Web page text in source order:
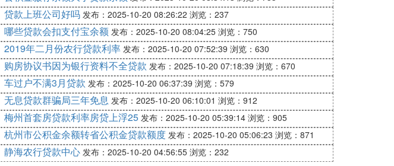
贷款上班公司好吗 发布：2025-10-20 08:26:22 浏览：237
哪些贷款会扣支付宝余额 发布：2025-10-20 08:04:25 浏览：750
2019年二月份农行贷款利率 发布：2025-10-20 07:52:39 浏览：630
购房协议书因为银行资料不全贷款 发布：2025-10-20 07:18:39 浏览：670
车过户不满3月贷款 发布：2025-10-20 06:37:39 浏览：579
无息贷款群骗局三年免息 发布：2025-10-20 06:10:01 浏览：912
梅州首套房贷款利率房贷上浮25 发布：2025-10-20 05:39:14 浏览：905
杭州市公积金余额转省公积金贷款额度 发布：2025-10-20 05:06:23 浏览：871
静海农行贷款中心 发布：2025-10-20 04:56:55 浏览：232